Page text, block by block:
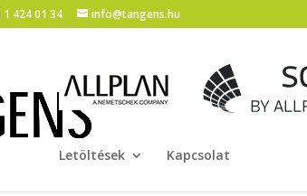
1 424 01 34 info@tangens.hu
Letöltések Kapcsolat